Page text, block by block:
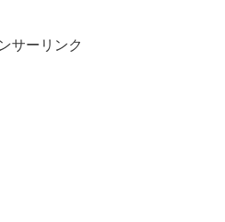
サーリンク